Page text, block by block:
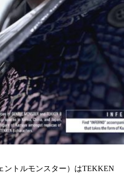
ントルモンスター）はTEKKEN